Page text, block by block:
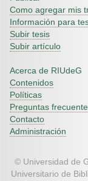
Como agregar mis
Información para
Subir tesis
Subir artículo
Acerca de RIUdeG
Contenidos
Políticas
Preguntas
Contacto
Administración
© Universidad de
Universitario de